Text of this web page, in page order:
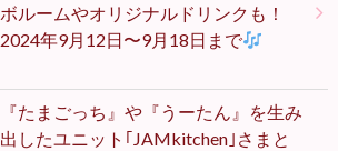
ボルームやオリジナルドリンクも！
2024年9月12日〜9月18日まで
『たまごっち』や『うーたん』を生み
出したユニット｢JAMkitchen｣さまと